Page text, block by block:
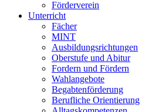
Förderverein
Unterricht
Fächer
MINT
Ausbildungsrichtungen
Oberstufe und Abitur
Fordern und Fördern
Wahlangebote
Begabtenförderung
Berufliche Orientierung